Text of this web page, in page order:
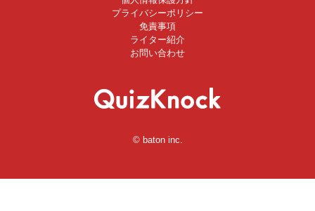
プライバシーポリシー
免責事項
ライター紹介
お問い合わせ
© baton inc.